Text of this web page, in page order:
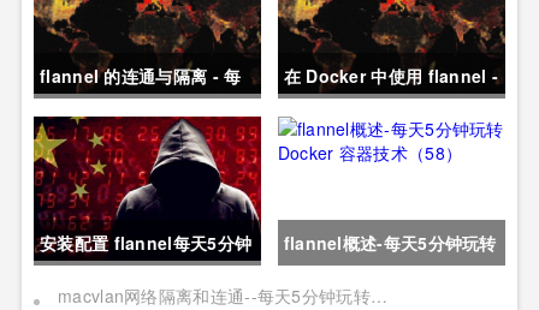
flannel 的连通与隔离 - 每
天5分钟玩转 Docker 容器
技术（61）
在 Docker 中使用 flannel -
每天5分钟玩转 Docker 容
器技术（60）
安装配置 flannel每天5分钟
玩转Docker容器技术
flannel概述-每天5分钟玩转
Docker 容器技术（58）
macvlan网络隔离和连通--每天5分钟玩转Docker容器技术（57）